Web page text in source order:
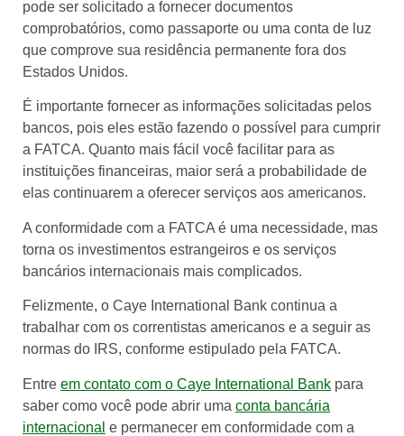
pode ser solicitado a fornecer documentos
comprobatórios, como passaporte ou uma conta de luz
que comprove sua residência permanente fora dos
Estados Unidos.
É importante fornecer as informações solicitadas pelos
bancos, pois eles estão fazendo o possível para cumprir
a FATCA. Quanto mais fácil você facilitar para as
instituições financeiras, maior será a probabilidade de
elas continuarem a oferecer serviços aos americanos.
A conformidade com a FATCA é uma necessidade, mas
torna os investimentos estrangeiros e os serviços
bancários internacionais mais complicados.
Felizmente, o Caye International Bank continua a
trabalhar com os correntistas americanos e a seguir as
normas do IRS, conforme estipulado pela FATCA.
Entre em contato com o Caye International Bank para
saber como você pode abrir uma conta bancária
internacional e permanecer em conformidade com a